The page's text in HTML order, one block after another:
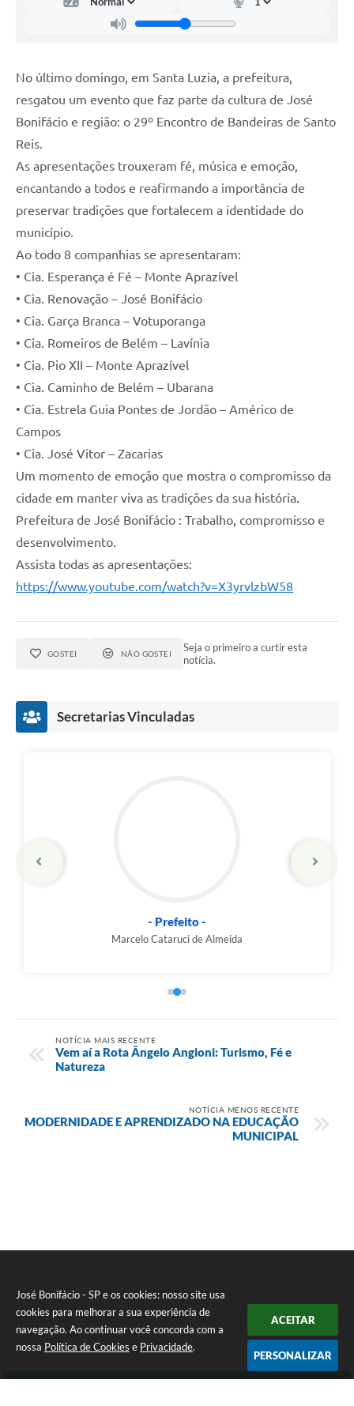
José Bonifácio - SP e os cookies: nosso site usa
cookies para melhorar a sua experiência de
navegação. Ao continuar você concorda com a
nossa Política de Cookies e Privacidade.
ACEITAR
PERSONALIZAR
No último domingo, em Santa Luzia, a prefeitura,
resgatou um evento que faz parte da cultura de José
Bonifácio e região: o 29º Encontro de Bandeiras de Santo
Reis.
As apresentações trouxeram fé, música e emoção,
encantando a todos e reafirmando a importância de
preservar tradições que fortalecem a identidade do
município.
Ao todo 8 companhias se apresentaram:
• Cia. Esperança é Fé – Monte Aprazível
• Cia. Renovação – José Bonifácio
• Cia. Garça Branca – Votuporanga
• Cia. Romeiros de Belém – Lavínia
• Cia. Pio XII – Monte Aprazível
• Cia. Caminho de Belém – Ubarana
• Cia. Estrela Guia Pontes de Jordão – Américo de
Campos
• Cia. José Vitor – Zacarias
Um momento de emoção que mostra o compromisso da
cidade em manter viva as tradições da sua história.
Prefeitura de José Bonifácio : Trabalho, compromisso e
desenvolvimento.
Assista todas as apresentações:
https://www.youtube.com/watch?v=X3yrvlzbW58
GOSTEI NÃO GOSTEI
Seja o primeiro a curtir esta
notícia.
Secretarias Vinculadas
- Prefeito -
Marcelo Cataruci de Almeida
NOTÍCIA MAIS RECENTE
Vem aí a Rota Ângelo Angioni: Turismo, Fé e
Natureza
NOTÍCIA MENOS RECENTE
MODERNIDADE E APRENDIZADO NA EDUCAÇÃO
MUNICIPAL